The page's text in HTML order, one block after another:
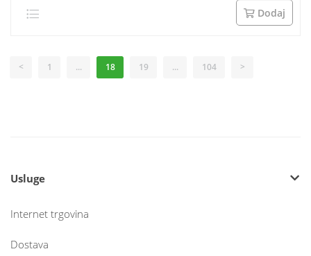
Dodaj
< 1 ... 18 19 ... 104 >
Usluge
Internet trgovina
Dostava